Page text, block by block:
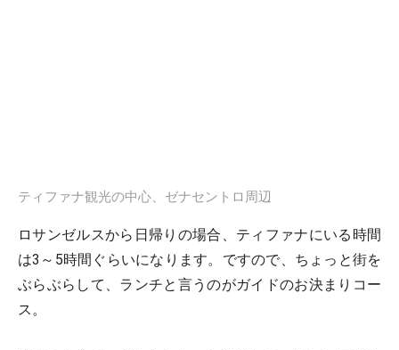
ティファナ観光の中心、ゼナセントロ周辺
ロサンゼルスから日帰りの場合、ティファナにいる時間
は3～5時間ぐらいになります。ですので、ちょっと街を
ぶらぶらして、ランチと言うのがガイドのお決まりコー
ス。